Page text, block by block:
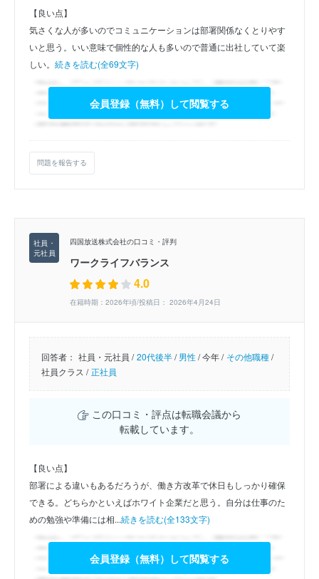
【良い点】
気さくな人が多いのでコミュニケーションは部署関係なくとりやす
いと思う。いい意味で個性的な人も多いので普通に出社していて楽
しい。 続きを読む(全69文字)
会員登録（無料）して閲覧する
問題を報告する
四国放送株式会社の口コミ・評判
ワークライフバランス
4.0
在籍時期：2026年頃/投稿日： 2026年4月24日
回答者： 社員・元社員 / 20代後半/男性/今年 / その他職種/
社員クラス / 正社員
この口コミ・評点は転職会議から
転載しています。
【良い点】
部署による違いもあるだろうが、働き方改革で休日もしっかり確保
できる。どちらかといえばホワイト企業だと思う。自分は仕事のた
めの勉強や準備には相...続きを読む(全133文字)
会員登録（無料）して閲覧する